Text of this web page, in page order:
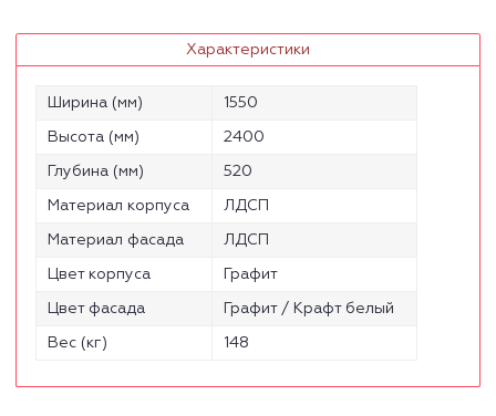
Характеристики
Ширина (мм) 1550
Высота (мм) 2400
Глубина (мм) 520
Материал корпуса ЛДСП
Материал фасада ЛДСП
Цвет корпуса Графит
Цвет фасада Графит / Крафт белый
Вес (кг) 148